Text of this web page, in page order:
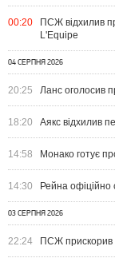
00:20
ПСЖ відхилив
L'Equipe
04 СЕРПНЯ 2026
20:25 Ланс оголосив
18:20 Аякс відхилив
14:58 Монако готує
14:30 Рейна
03 СЕРПНЯ 2026
22:24 ПСЖ прискорив